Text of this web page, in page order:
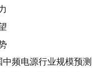
频电源行业规模预测